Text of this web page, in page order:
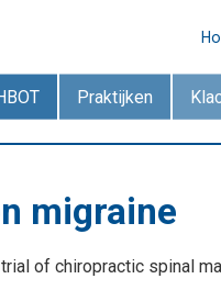
Praktijken
migraine
of chiropractic spinal